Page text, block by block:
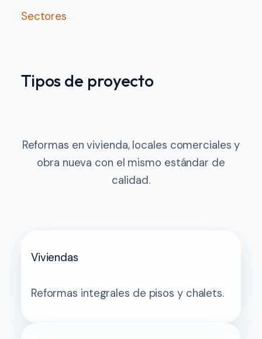
Sectores
Tipos de proyecto
Reformas en vivienda, locales comerciales y
obra nueva con el mismo estándar de
calidad.
Viviendas
Reformas integrales de pisos y chalets.